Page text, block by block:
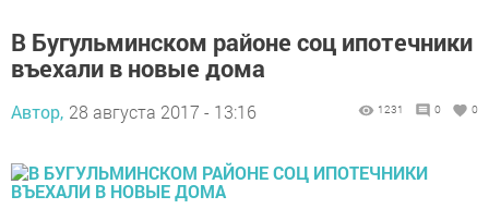
В Бугульминском районе соц ипотечники
въехали в новые дома
Автор, 28 августа 2017 - 13:16 1231 0 0